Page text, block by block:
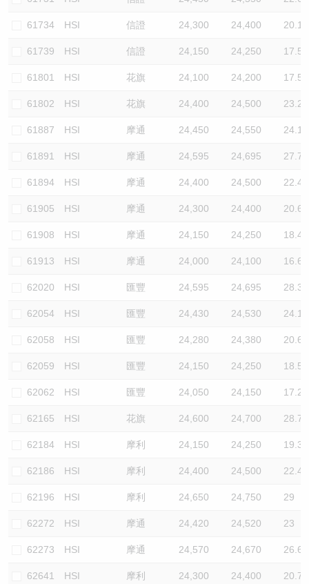
61734 HSI 信證 24,300 24,400 20.1
61739 HSI 信證 24,150 24,250 17.5
61801 HSI 花旗 24,100 24,200 17.5
61802 HSI 花旗 24,400 24,500 23.2
61887 HSI 摩通 24,450 24,550 24.1
61891 HSI 摩通 24,595 24,695 27.7
61894 HSI 摩通 24,400 24,500 22.4
61905 HSI 摩通 24,300 24,400 20.6
61908 HSI 摩通 24,150 24,250 18.4
61913 HSI 摩通 24,000 24,100 16.6
62020 HSI 匯豐 24,595 24,695 28.3
62054 HSI 匯豐 24,430 24,530 24.1
62058 HSI 匯豐 24,280 24,380 20.6
62059 HSI 匯豐 24,150 24,250 18.5
62062 HSI 匯豐 24,050 24,150 17.2
62165 HSI 花旗 24,600 24,700 28.7
62184 HSI 摩利 24,150 24,250 19.3
62186 HSI 摩利 24,400 24,500 22.4
62196 HSI 摩利 24,650 24,750 29
62272 HSI 摩通 24,420 24,520 23
62273 HSI 摩通 24,570 24,670 26.6
62641 HSI 摩利 24,300 24,400 20.7